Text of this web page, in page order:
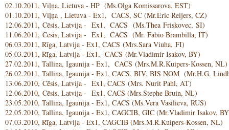
02.10.2011, Viļņa, Lietuva - HP (Ms.Olga Komissarova, EST)
01.10.2011, Viļņa , Lietuva - Ex1, CACS, SC (Mr.Eric Reijers, CZ)
12.06.2011, Cēsis, Latvija - Ex1, CACS (Ms.Thea Friskovec, SI)
11.06.2011, Cēsis, Latvija - Ex1, CACS (Mr. Fabio Brambilla, IT)
06.03.2011, Rīga, Latvija - Ex1, CACS (Mrs.Sara Viuha, FI)
05.03.2011, Rīga, Latvija - Ex1, CACS (Mr.Vladimir Isakov, BY)
27.02.2011, Tallina, Igaunija - Ex1, CACS (Mrs.M.R.Kuipers-Kossen,
26.02.2011, Tallina, Igaunija - Ex1, CACS, BIV, BIS NOM (Mr.H.G.
13.06.2010, Cēsis, Latvija - Ex1, CACS (Mrs. Nurit Pahl, AT)
12.06.2010, Cēsis, Latvija - Ex1, CACS (Mrs.Stephe Bruin, NL)
23.05.2010, Tallina, Igaunija - Ex1, CACS (Ms.Vera Vasilieva, RUS)
22.05.2010, Tallina, Igaunija - Ex1, CAGCIB, GIC (Mr.Vladimir Isakov,
07.03.2010, Rīga, Latvija - Ex1, CAGCIB (Mrs.M.R.Kuipers-Kossen, NL)